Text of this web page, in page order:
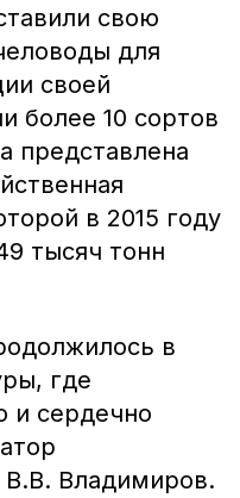
свою
для
своей
более 10 сортов
представлена
в 2015 году
тысяч тонн
в
где
и сердечно
В.В. Владимиров.